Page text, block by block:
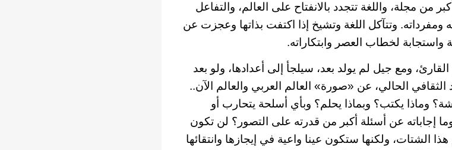
من مجلة، واللغة تتجدد بالانفتاح على العالم، والتفاعل
ومفرداته. وتتآكل اللغة وتشيخ إذا اكتفت بذاتها وعجزت عن
واستجابة لخطاب العصر وابتكاراته.
ومع جيل لم يولد بعد، سيلجأ إلى أعدادها، ولو بعد
الحالي، عن «صورة» العالم العربي والعالم الآن..
وماذا يكتب؟ وبماذا يحلم؟ وبأي أسلحة يتحارب أو
إجاباته عن أسئلة أكبر من قدرته على التصور؟ لن تكون
الشتات، ولكنها ستكون عينا واعية في إيجازها وانتقائها